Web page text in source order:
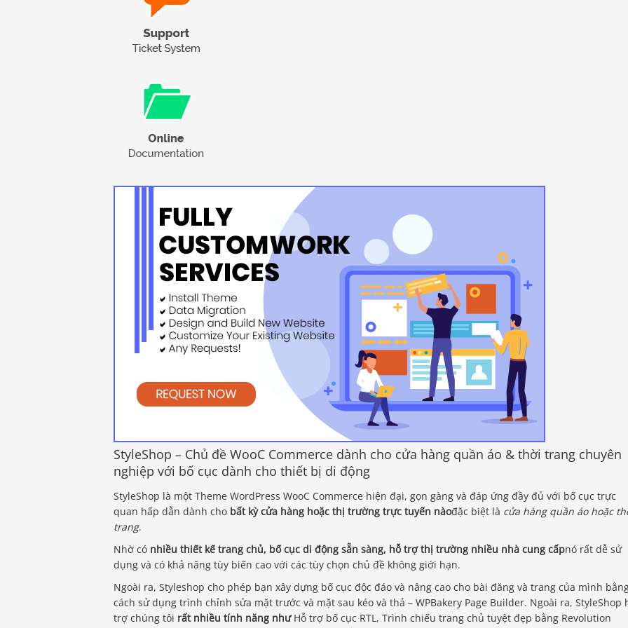
StyleShop – Chủ đề WooC Commerce dành cho cửa hàng quần áo & thời trang chuyên
nghiệp với bố cục dành cho thiết bị di động
StyleShop là một Theme WordPress WooC Commerce hiện đại, gọn gàng và đáp ứng đầy đủ với bố cục trực
quan hấp dẫn dành cho bất kỳ cửa hàng hoặc thị trường trực tuyến nàođặc biệt là cửa hàng quần áo hoặc
trang.
Nhờ có nhiều thiết kế trang chủ, bố cục di động sẵn sàng, hỗ trợ thị trường nhiều nhà cung cấpnó rất dễ sử
dụng và có khả năng tùy biến cao với các tùy chọn chủ đề không giới hạn.
Ngoài ra, Styleshop cho phép bạn xây dựng bố cục độc đáo và nâng cao cho bài đăng và trang của mình
cách sử dụng trình chỉnh sửa mặt trước và mặt sau kéo và thả – WPBakery Page Builder. Ngoài ra, StyleShop
trợ chúng tôi rất nhiều tính năng nhưHỗ trợ bố cục RTL, Trình chiếu trang chủ tuyệt đẹp bằng Revolution